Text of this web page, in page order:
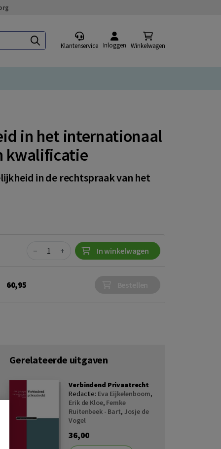
Klantenservice Inloggen Winkelwagen
in het internationaal
kwalificatie
in de rechtspraak van het
Quantity
− + In winkelwagen
60,95
Gerelateerde uitgaven
Verbindend Privaatrecht
Redactie: Eva Eijkelenboom,
Erik de Kloe, Femke
Ruitenbeek - Bart, Josje de
Vogel
36,00